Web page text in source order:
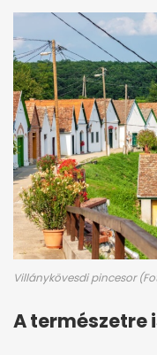
Villánykövesdi pincesor
A természetre